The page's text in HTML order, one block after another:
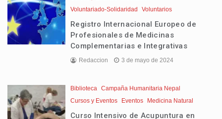
Voluntariado-Solidaridad
Voluntarios
Registro Internacional Europeo de
Profesionales de Medicinas
Complementarias e Integrativas
Redaccion 3 de mayo de 2024
Biblioteca
Campaña Humanitaria Nepal
Cursos y Eventos
Eventos Medicina Natural
Curso Intensivo de Acupuntura en